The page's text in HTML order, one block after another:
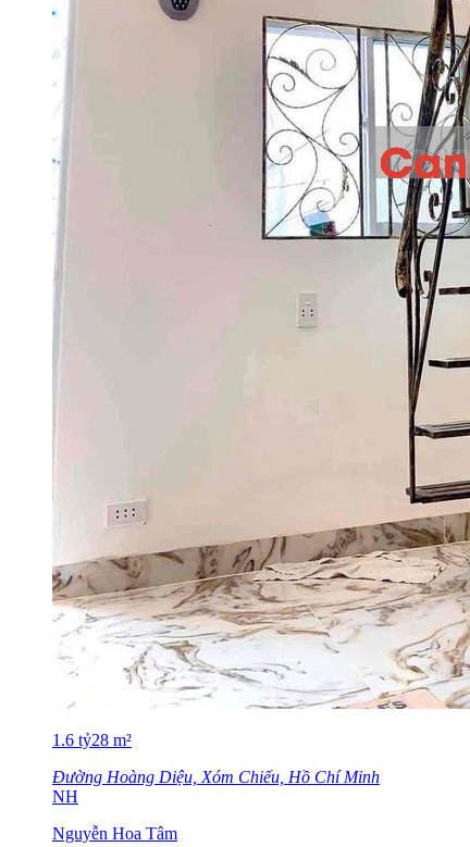
1.6 tỷ28 m²
Đường Hoàng Diệu, Xóm Chiếu, Hồ Chí Minh
NH
Nguyễn Hoa Tâm